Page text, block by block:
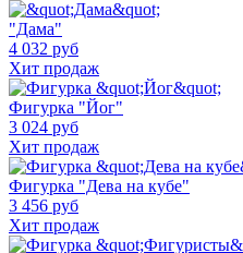
"Дама"
4 032 руб
Хит продаж
Фигурка "Йог"
3 024 руб
Хит продаж
Фигурка "Дева на кубе"
3 456 руб
Хит продаж